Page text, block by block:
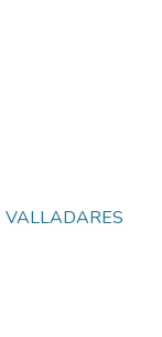
VALLADARES